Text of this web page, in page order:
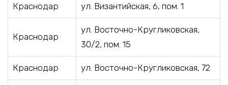
Краснодар ул. Византийская, 6, пом. 1
Краснодар
ул. Восточно-Кругликовская,
30/2, пом. 15
Краснодар ул. Восточно-Кругликовская, 72